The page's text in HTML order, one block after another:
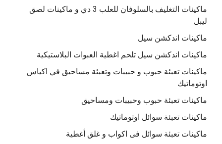
ماكينات التغليف بالسلوفان للعلب 3 دي و ماكينات لصق
ليبل
ماكينات اندكشن سيل
ماكينات اندكشن سيل تلحم اغطية العبوات البلاستيكية
ماكينات تعبئة حبوب و حبيبات وتعبئة مساحيق في اكياس
اوتوماتيك
ماكينات تعبئة حبوب وحبيبات ومساحيق
ماكينات تعبئة سوائل اوتوماتيك
ماكينات تعبئة سوائل فى اكواب و غلق أغطية